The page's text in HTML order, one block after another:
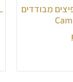
מבודדים